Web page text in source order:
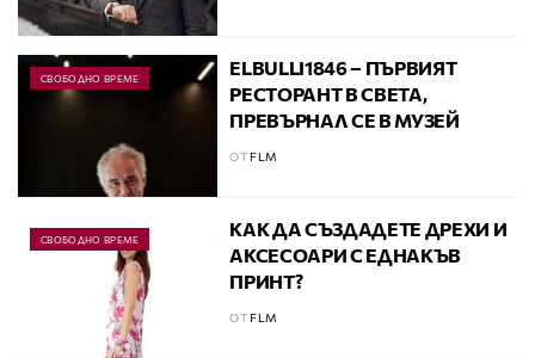
СВОБОДНО ВРЕМЕ
ELBULLI1846 – ПЪРВИЯТ
РЕСТОРАНТ В СВЕТА,
ПРЕВЪРНАЛ СЕ В МУЗЕЙ
ОТ FLM
СВОБОДНО ВРЕМЕ
КАК ДА СЪЗДАДЕТЕ ДРЕХИ И
АКСЕСОАРИ С ЕДНАКЪВ
ПРИНТ?
ОТ FLM